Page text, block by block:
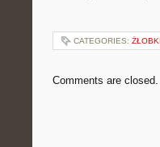
CATEGORIES: ŻŁOBKI
Comments are closed.